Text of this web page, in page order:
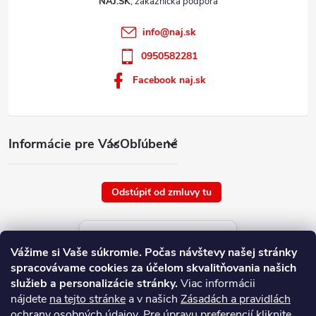
Vážime si Vaše súkromie. Počas návštevy našej stránky
spracovávame cookies za účelom skvalitňovania našich
služieb a personalizácie stránky.Viac informácii
nájdete na tejto stránke a v našich Zásadách a pravidlách
Informácie pre VásObľúbené
info@naj.sk
0950582281
Facebook naj.sk
Odstúpiť od zmluvy tu
Aktuálne ceny tovaru
platné od : 8/8/2026